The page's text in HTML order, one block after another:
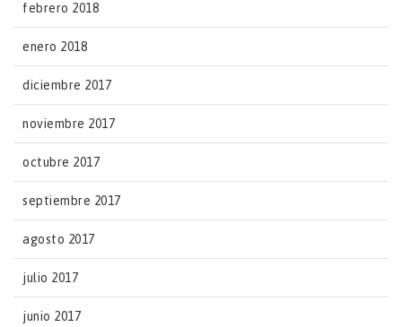
febrero 2018
enero 2018
diciembre 2017
noviembre 2017
octubre 2017
septiembre 2017
agosto 2017
julio 2017
junio 2017